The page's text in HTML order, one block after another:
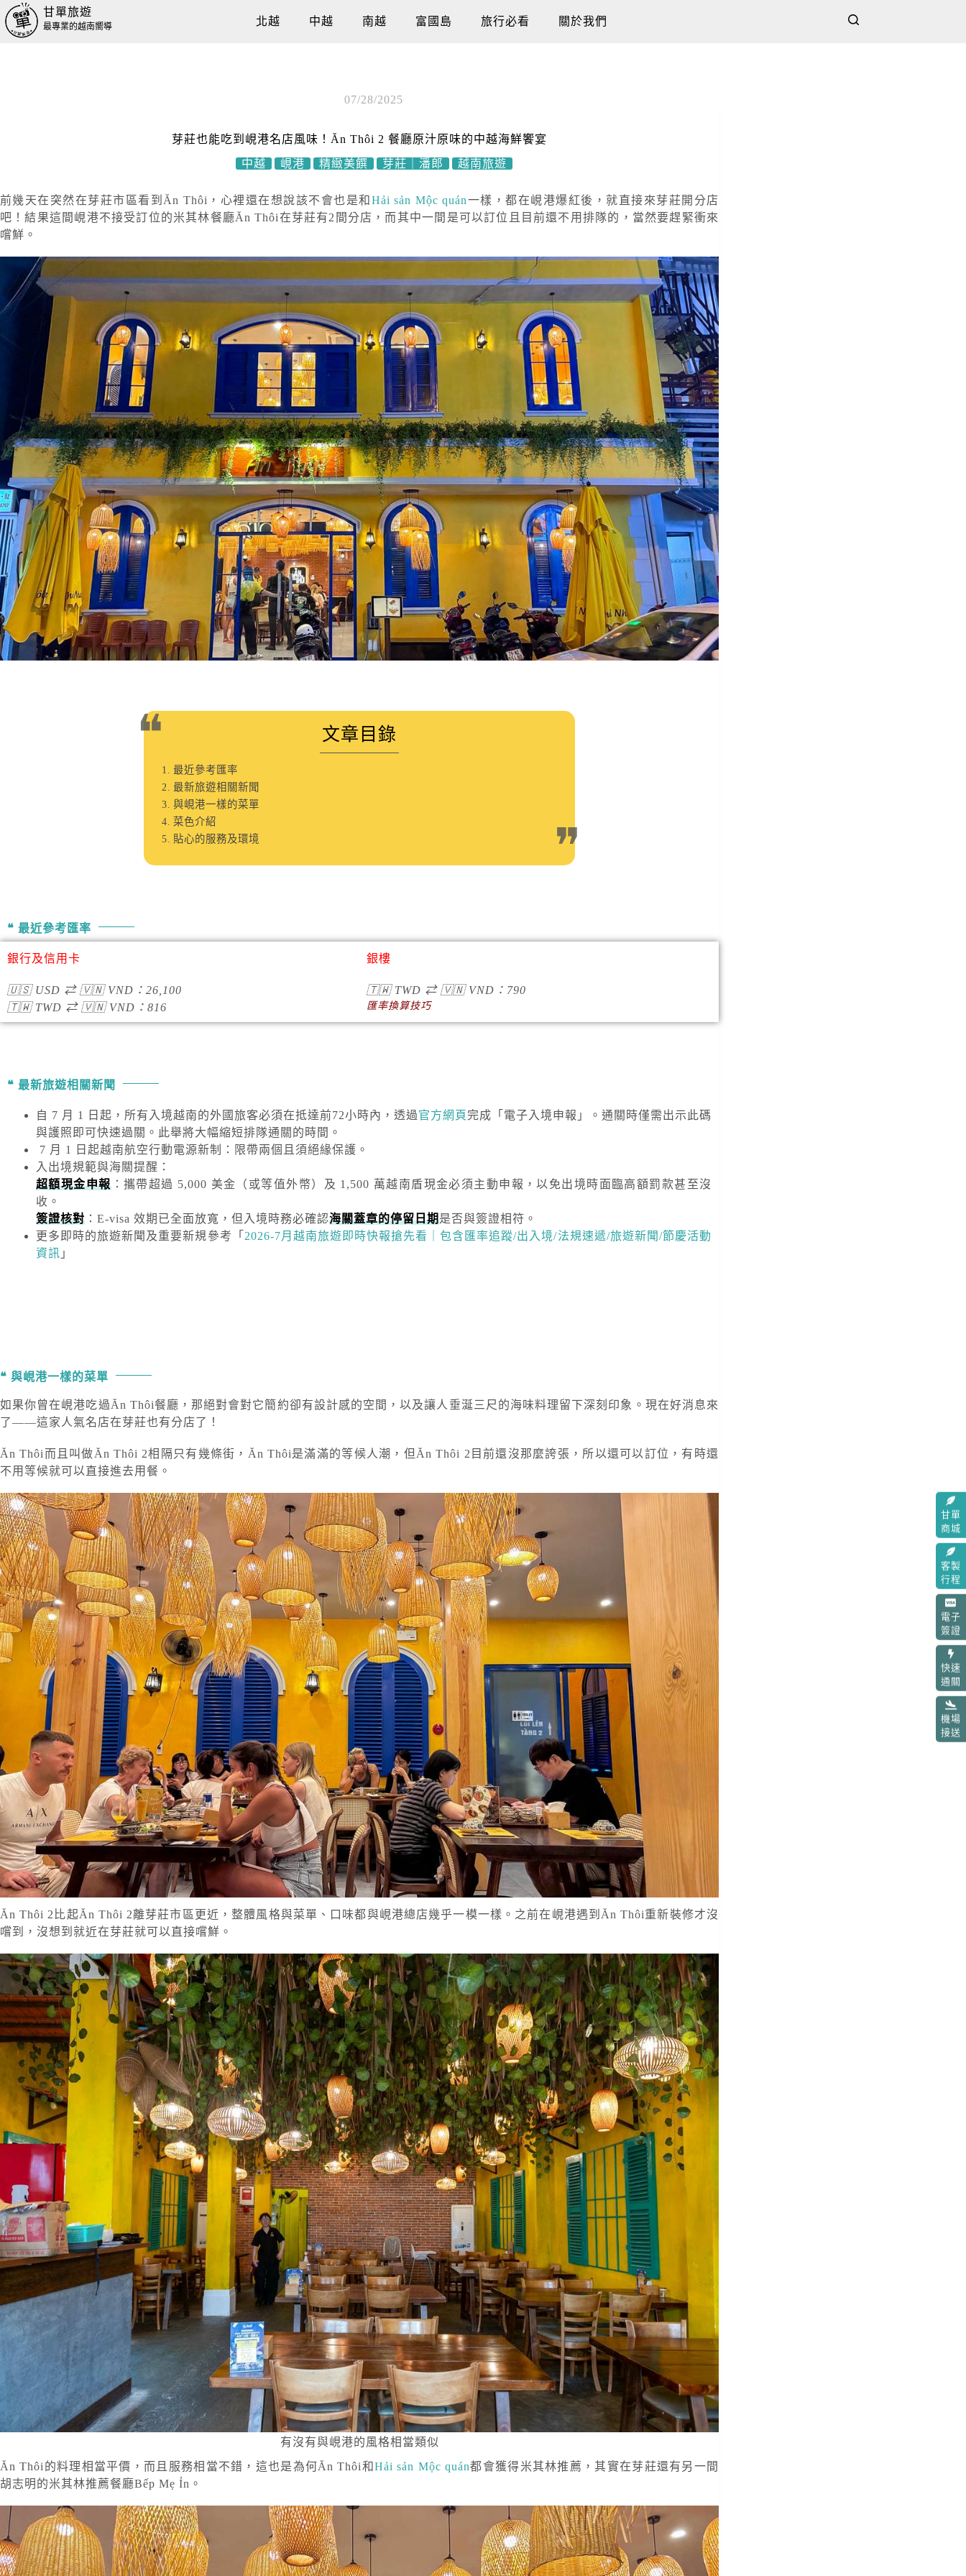
甘單旅遊
最專業的越南嚮導 北越 中越 南越 富國島 旅行必看 關於我們
甘單
商城
客製
行程
電子
簽證
快速
通關
機場
接送
07/28/2025
芽莊也能吃到峴港名店風味！Ăn Thôi 2 餐廳原汁原味的中越海鮮饗宴
中越
峴港 精緻美饌 芽莊｜潘郎 越南旅遊
前幾天在突然在芽莊市區看到Ăn Thôi，心裡還在想說該不會也是和 Hải sản Mộc quán一樣，都在峴港爆紅後，就直接來芽莊開分店
吧！結果這間峴港不接受訂位的米其林餐廳Ăn Thôi在芽莊有2間分店，而其中一間是可以訂位且目前還不用排隊的，當然要趕緊衝來
嚐鮮。
文章目錄
最近參考匯率
最新旅遊相關新聞
與峴港一樣的菜單
菜色介紹
貼心的服務及環境
最近參考匯率
銀行及信用卡
🇺🇸USD ⇄ 🇻🇳VND ： 26,100
🇹🇼TWD ⇄ 🇻🇳VND ： 816
銀樓
🇹🇼TWD ⇄ 🇻🇳VND ：790
匯率換算技巧
最新旅遊相關新聞
自 7 月 1 日起，所有入境越南的外國旅客必須在抵達前72小時內，透過官方網頁 完成「電子入境申報」。通關時僅需出示此碼
與護照即可快速過關。此舉將大幅縮短排隊通關的時間。
7 月 1 日起越南航空行動電源新制：限帶兩個且須絕緣保護。
入出境規範與海關提醒 ：
超額現金申報：攜帶超過 5,000 美金 （或等值外幣）及 1,500 萬越南盾現金必須主動申報，以免出境時面臨高額罰款甚至沒
收。
簽證核對 ：E-visa 效期已全面放寬，但入境時務必確認海關蓋章的停留日期是否與簽證相符。
更多即時的旅遊新聞及重要新規參考「 2026-7月越南旅遊即時快報搶先看｜包含匯率追蹤/出入境/法規速遞/旅遊新聞/節慶活動
資訊 」
與峴港一樣的菜單
如果你曾在峴港吃過Ăn Thôi餐廳，那絕對會對它簡約卻有設計感的空間，以及讓人垂涎三尺的海味料理留下深刻印象。現在好消息來
了——這家人氣名店在芽莊也有分店了！
Ăn Thôi而且叫做Ăn Thôi 2相隔只有幾條街，Ăn Thôi是滿滿的等候人潮，但Ăn Thôi 2目前還沒那麼誇張，所以還可以訂位，有時還
不用等候就可以直接進去用餐。
Ăn Thôi 2比起Ăn Thôi 2離芽莊市區更近，整體風格與菜單、口味都與峴港總店幾乎一模一樣。之前在峴港遇到Ăn Thôi重新裝修才沒
嚐到，沒想到就近在芽莊就可以直接嚐鮮。
有沒有與峴港的風格相當類似
Ăn Thôi的料理相當平價，而且服務相當不錯，這也是為何Ăn Thôi和Hải sản Mộc quán都會獲得米其林推薦，其實在芽莊還有另一間
胡志明的米其林推薦餐廳Bếp Mẹ Ỉn。